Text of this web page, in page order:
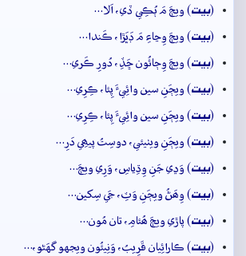
(بيت) ويڄَ مَ ٻُڪِي ڏي، اَلا…
(بيت) ويڄَ وِڃاءِ مَ ڊَڀَڙا، ڪَندا…
(بيت) ويڄَ وِڄائُون ڇَڏِ، دُورِ ڪَري…
(بيت) ويڄَنِ سين وائِيءَ پِئا، ڪِرِي…
(بيت) ويڄَنِ سين وائِيءَ پِئا، ڪِرِي…
(بيت) ويڄَنِ ويٺيئي، دوسِتُ پيھِي دَرِ…
(بيت) وَڍي جَنِ وِڌِياسِ، وَرِي ويڄَ…
(بيت) وِھَڻُ ويڄَنِ وَٽِ، جَي سِکين…
(بيت) پاڙي ويڄَ ھُئامِ، تان مُون…
(بيت) ڪارائِيان قَرِيبُ، وَنِيئُون ويجهو گهَڻو،…